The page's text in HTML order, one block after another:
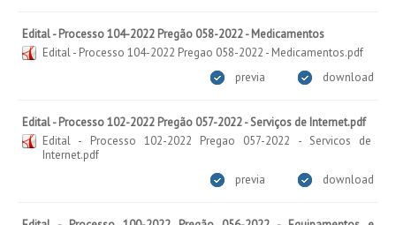
Edital - Processo 104-2022 Pregão 058-2022 - Medicamentos
Edital - Processo 104-2022 Pregao 058-2022 - Medicamentos.pdf
download
previa
Edital - Processo 102-2022 Pregão 057-2022 - Serviços de Internet.pdf
Edital - Processo 102-2022 Pregao 057-2022 - Servicos de
Internet.pdf
download
previa